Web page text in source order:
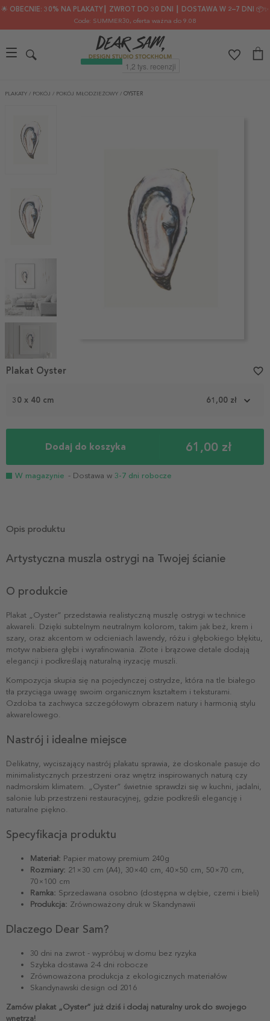
🌟 OBECNIE: 30% NA PLAKATY┃ ZWROT DO 30 DNI ┃ DOSTAWA W 2–7 DNI 📦✨
Code: SUMMER30, oferta ważna do 9.08
PLAKATY / POKÓJ / POKÓJ MŁODZIEŻOWY / OYSTER
1
30 x 40 cm 61,00 zł
Dodaj do koszyka 61,00 zł
W magazynie - Dostawa w 3-7 dni robocze
Plakat Oyster favorite_border
Opis produktu
Artystyczna muszla ostrygi na Twojej ścianie
O produkcie
Plakat „Oyster” przedstawia realistyczną muszlę ostrygi w technice
akwareli. Dzięki subtelnym neutralnym kolorom, takim jak beż, krem i
szary, oraz akcentom w odcieniach lawendy, różu i głębokiego błękitu,
motyw nabiera głębi i wyrafinowania. Złote i brązowe detale dodają
elegancji i podkreślają naturalną iryzację muszli.
Kompozycja skupia się na pojedynczej ostrydze, która na tle białego
tła przyciąga uwagę swoim organicznym kształtem i teksturami.
Ozdoba ta zachwyca szczegółowym obrazem natury i harmonią stylu
akwarelowego.
Nastrój i idealne miejsce
Delikatny, wyciszający nastrój plakatu sprawia, że doskonale pasuje do
minimalistycznych przestrzeni oraz wnętrz inspirowanych naturą czy
nadmorskim klimatem. „Oyster” świetnie sprawdzi się w kuchni, jadalni,
salonie lub przestrzeni restauracyjnej, gdzie podkreśli elegancję i
naturalne piękno.
Specyfikacja produktu
Materiał: Papier matowy premium 240g
Rozmiary: 21×30 cm (A4), 30×40 cm, 40×50 cm, 50×70 cm,
70×100 cm
Ramka: Sprzedawana osobno (dostępna w dębie, czerni i bieli)
Produkcja: Zrównoważony druk w Skandynawii
Dlaczego Dear Sam?
30 dni na zwrot - wypróbuj w domu bez ryzyka
Szybka dostawa 2-4 dni robocze
Zrównoważona produkcja z ekologicznych materiałów
Skandynawski design od 2016
Zamów plakat „Oyster” już dziś i dodaj naturalny urok do swojego
wnętrza!